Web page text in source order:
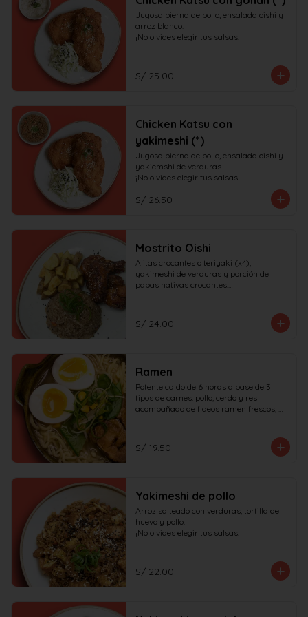
Jugosa pierna de pollo, ensalada oishi y
arroz blanco.
¡No olvides elegir tus salsas!
S/ 25.00
Chicken Katsu con
yakimeshi (*)
Jugosa pierna de pollo, ensalada oishi y
yakiemshi de verduras.
¡No olvides elegir tus salsas!
S/ 26.50
Mostrito Oishi
Alitas crocantes o teriyaki (x4),
yakimeshi de verduras y porción de
papas nativas crocantes.
S/ 24.00
Ramen
Potente caldo de 6 horas a base de 3
tipos de carnes: pollo, cerdo y res
acompañado de fideos ramen frescos,
S/ 19.50
Yakimeshi de pollo
Arroz salteado con verduras, tortilla de
huevo y pollo.
¡No olvides elegir tus salsas!
S/ 22.00